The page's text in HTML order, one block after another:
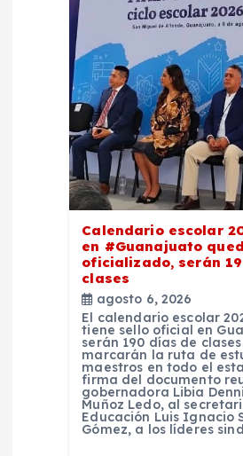
Calendario escolar
en #Guanajuato
oficializado, serán
clases
agosto 6, 2026
El calendario escolar
tiene sello oficial en
serán 190 días de
marcarán la ruta de
maestros en todo el
firma del documento
gobernadora Libia
Muñoz Ledo, al
Educación Luis Ignacio
Gómez, a los líderes